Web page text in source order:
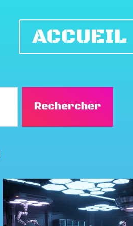
ACCUEIL
Rechercher